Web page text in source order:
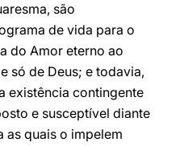
são
de vida para o
do Amor eterno ao
só de Deus; e todavia,
existência contingente
e susceptível diante
as quais o impelem